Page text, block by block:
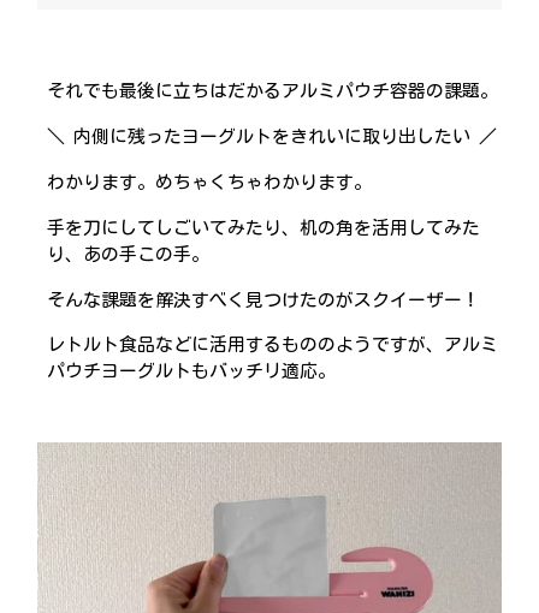
それでも最後に立ちはだかるアルミパウチ容器の課題。
＼ 内側に残ったヨーグルトをきれいに取り出したい ／
わかります。めちゃくちゃわかります。
手を刀にしてしごいてみたり、机の角を活用してみた
り、あの手この手。
そんな課題を解決すべく見つけたのがスクイーザー！
レトルト食品などに活用するもののようですが、アルミ
パウチヨーグルトもバッチリ適応。